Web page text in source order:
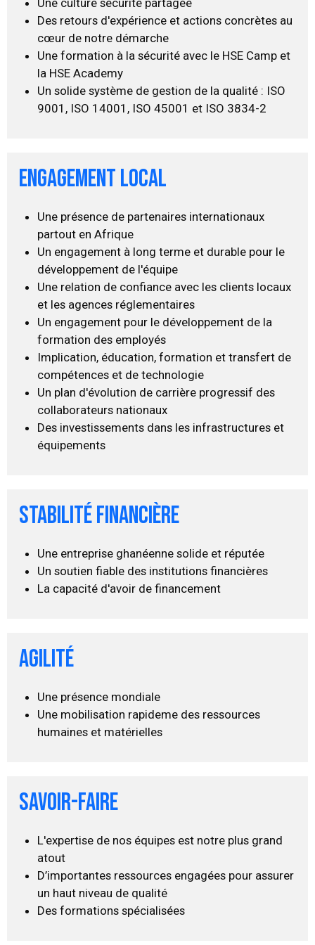
Des retours d'expérience et actions concrètes au
cœur de notre démarche
Une formation à la sécurité avec le HSE Camp et
la HSE Academy
Un solide système de gestion de la qualité : ISO
9001, ISO 14001, ISO 45001 et ISO 3834-2
engagement local
Une présence de partenaires internationaux
partout en Afrique
Un engagement à long terme et durable pour le
développement de l'équipe
Une relation de confiance avec les clients locaux
et les agences réglementaires
Un engagement pour le développement de la
formation des employés
Implication, éducation, formation et transfert de
compétences et de technologie
Un plan d'évolution de carrière progressif des
collaborateurs nationaux
Des investissements dans les infrastructures et
équipements
stabilité financière
Une entreprise ghanéenne solide et réputée
Un soutien fiable des institutions financières
La capacité d'avoir de financement
agilité
Une présence mondiale
Une mobilisation rapideme des ressources
humaines et matérielles
Savoir-faire
L'expertise de nos équipes est notre plus grand
atout
D’importantes ressources engagées pour assurer
un haut niveau de qualité
Des formations spécialisées